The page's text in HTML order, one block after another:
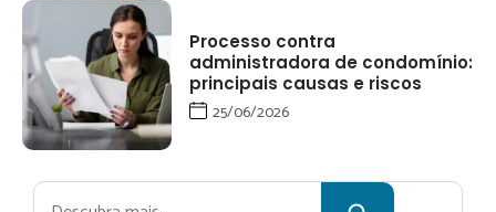
Processo contra
administradora de condomínio:
principais causas e riscos
25/06/2026
Pesquisar